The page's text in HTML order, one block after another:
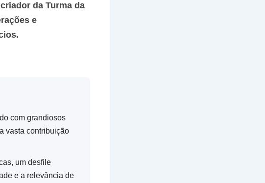
da Turma da
e
com grandiosos
vasta contribuição
um desfile
e a relevância de